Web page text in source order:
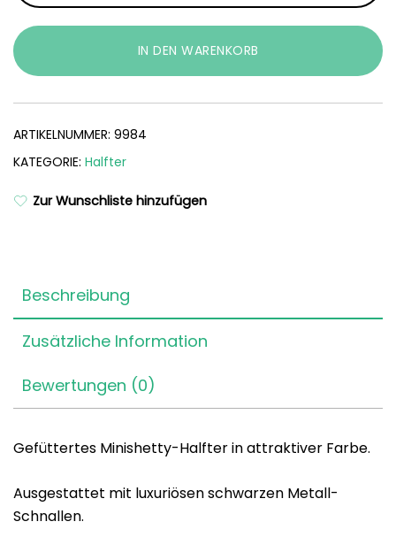
Collection
IN DEN WARENKORB
ARTIKELNUMMER: 9984
KATEGORIE: Halfter
Zur Wunschliste hinzufügen
Beschreibung
Zusätzliche Information
Bewertungen (0)
Gefüttertes Minishetty-Halfter in attraktiver Farbe.
Ausgestattet mit luxuriösen schwarzen Metall-
Schnallen.